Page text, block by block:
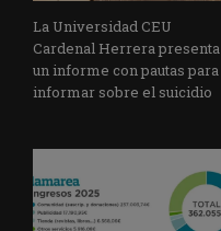
La Universidad CEU
Cardenal Herrera presenta
un informe con pautas para
informar sobre el suicidio